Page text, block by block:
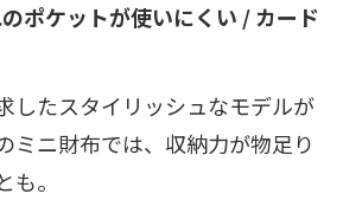
ポケットが使いにくい / カード
したスタイリッシュなモデルが
ミニ財布では、収納力が物足り
。